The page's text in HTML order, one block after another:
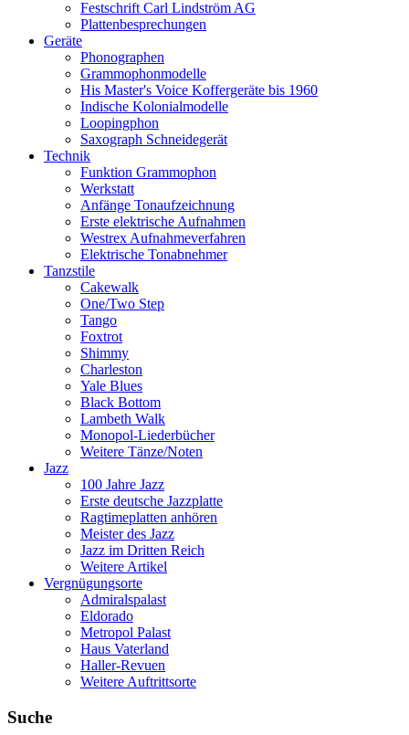
Festschrift Carl Lindström AG
Plattenbesprechungen
Geräte
Phonographen
Grammophonmodelle
His Master's Voice Koffergeräte bis 1960
Indische Kolonialmodelle
Loopingphon
Saxograph Schneidegerät
Technik
Funktion Grammophon
Werkstatt
Anfänge Tonaufzeichnung
Erste elektrische Aufnahmen
Westrex Aufnahmeverfahren
Elektrische Tonabnehmer
Tanzstile
Cakewalk
One/Two Step
Tango
Foxtrot
Shimmy
Charleston
Yale Blues
Black Bottom
Lambeth Walk
Monopol-Liederbücher
Weitere Tänze/Noten
Jazz
100 Jahre Jazz
Erste deutsche Jazzplatte
Ragtimeplatten anhören
Meister des Jazz
Jazz im Dritten Reich
Weitere Artikel
Vergnügungsorte
Admiralspalast
Eldorado
Metropol Palast
Haus Vaterland
Haller-Revuen
Weitere Auftrittsorte
Suche